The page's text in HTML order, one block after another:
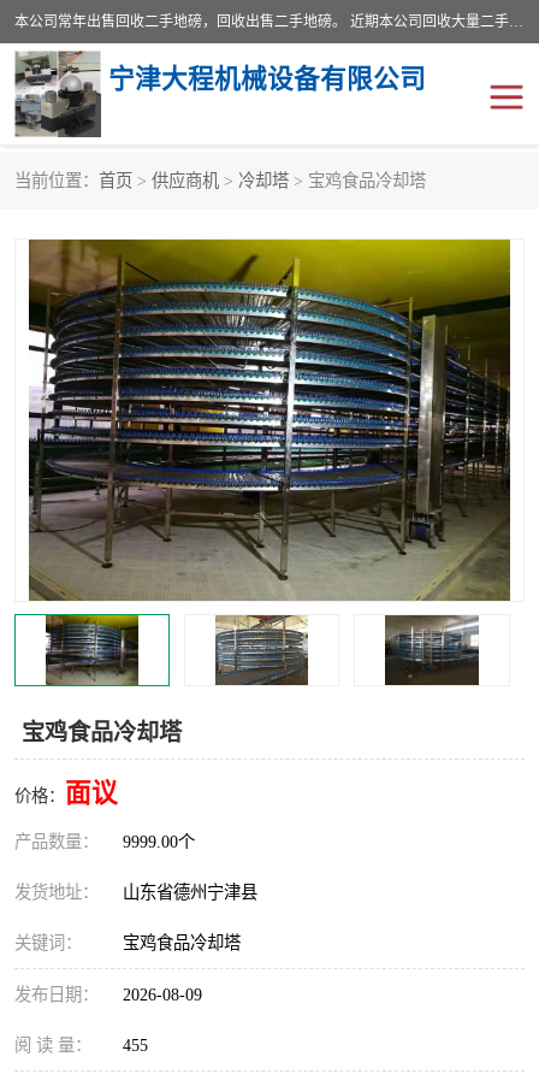
本公司常年出售回收二手地磅，回收出售二手地磅。 近期本公司回收大量二手地磅，型号齐全，宽度从2米到3.5米，长度5米到25米，承重吨位从10到200吨，成色7—9成新。 ? 使用年限6个月至2年，产品来源于个人闲置品，工矿企业停用品，因小换大而来。 精准度和新的一样， 二手地磅是内行人的选择，打个电话就省钱朋友您好等什么
宁津大程机械设备有限公司
当前位置： 首页 > 供应商机 > 冷却塔 > 宝鸡食品冷却塔
宝鸡食品冷却塔
价格： 面议
产品数量： 9999.00个
发货地址： 山东省德州宁津县
关键词： 宝鸡食品冷却塔
发布日期： 2026-08-09
阅 读 量： 455
地磅传感器 废纸打包机
烘干机 食品烘干机
装载机电子秤 输送机
半自动输送机 全自动输送机
冷却塔 食品螺旋塔
撕碎机 木材撕碎机
塑料撕碎机 金属撕碎机